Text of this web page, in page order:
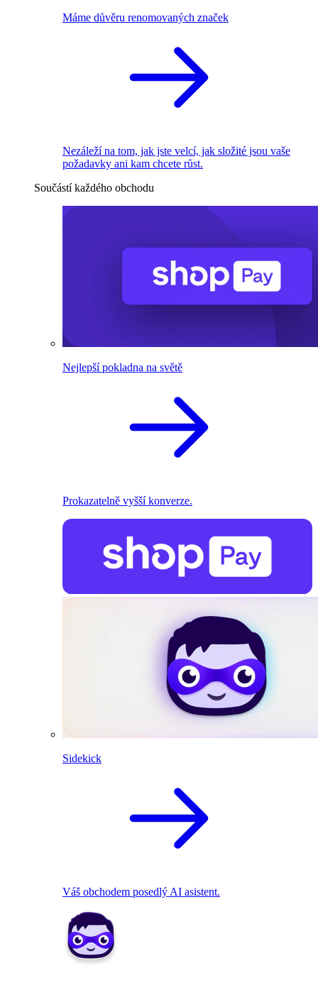
Máme důvěru renomovaných značek
Nezáleží na tom, jak jste velcí, jak složité jsou vaše
požadavky ani kam chcete růst.
Součástí každého obchodu
Nejlepší pokladna na světě
Prokazatelně vyšší konverze.
Sidekick
Váš obchodem posedlý AI asistent.